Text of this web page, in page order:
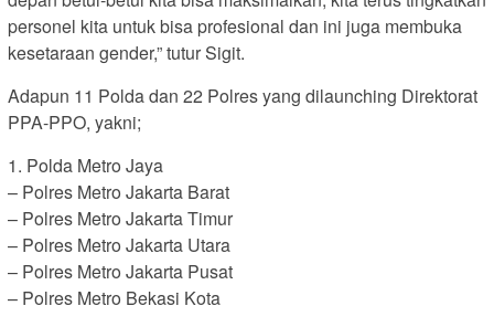
personel kita untuk bisa profesional dan ini juga membuka
kesetaraan gender,” tutur Sigit.
Adapun 11 Polda dan 22 Polres yang dilaunching Direktorat
PPA-PPO, yakni;
1. Polda Metro Jaya
– Polres Metro Jakarta Barat
– Polres Metro Jakarta Timur
– Polres Metro Jakarta Utara
– Polres Metro Jakarta Pusat
– Polres Metro Bekasi Kota